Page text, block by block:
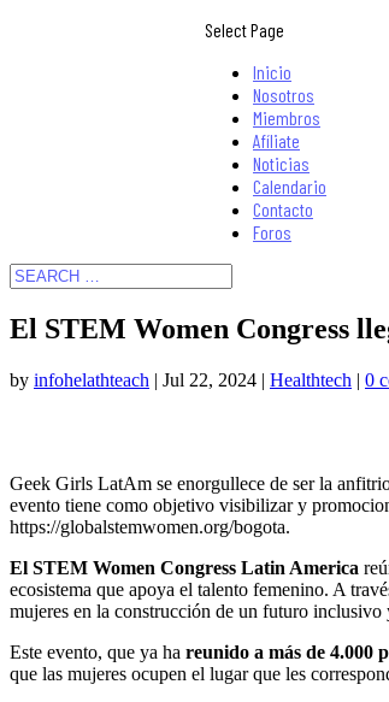
Select Page
Inicio
Nosotros
Miembros
Afíliate
Noticias
Calendario
Contacto
Foros
El STEM Women Congress
by infohelathteach | Jul 22, 2024 | Healthtech | 0
Geek Girls LatAm se enorgullece de ser la
evento tiene como objetivo visibilizar y
https://globalstemwomen.org/bogota.
El STEM Women Congress Latin America
ecosistema que apoya el talento femenino. A
mujeres en la construcción de un futuro
Este evento, que ya ha reunido a más de 4.000
que las mujeres ocupen el lugar que les